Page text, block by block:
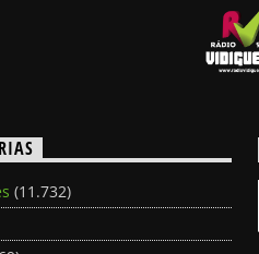
(11.732)